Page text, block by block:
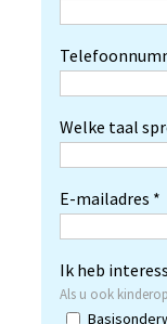
Welke taal
E-mailadres *
Ik heb
Als u ook